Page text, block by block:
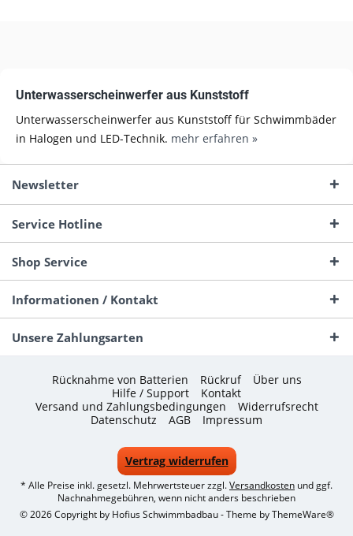
Unterwasserscheinwerfer aus Kunststoff
Unterwasserscheinwerfer aus Kunststoff für Schwimmbäder
in Halogen und LED-Technik. mehr erfahren »
Newsletter
Service Hotline
Shop Service
Informationen / Kontakt
Unsere Zahlungsarten
Rücknahme von Batterien Rückruf
Über uns
Hilfe / Support
Kontakt
Versand und Zahlungsbedingungen
Widerrufsrecht
Datenschutz
AGB Impressum
Vertrag widerrufen
* Alle Preise inkl. gesetzl. Mehrwertsteuer zzgl.Versandkosten und ggf.
Nachnahmegebühren, wenn nicht anders beschrieben
© 2026 Copyright by Hofius Schwimmbadbau - Theme byThemeWare®